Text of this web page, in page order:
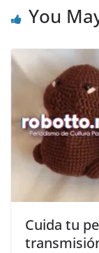
You
Cuida tu